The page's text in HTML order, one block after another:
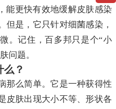
能更快有效地缓解皮肤感染
但是，它只针对细菌感染，
。记住，百多邦只是个“小
问题。
么？
那么简单。它是一种获得性
皮肤出现大小不等、形状各